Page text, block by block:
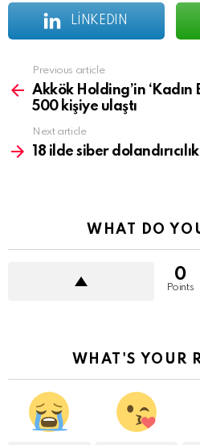
LINKEDIN
more
Previous article
Akkök Holding’in ‘Kadın
500 kişiye ulaştı
Next article
18 ilde siber
WHAT DO
0
Points
WHAT'S YOUR